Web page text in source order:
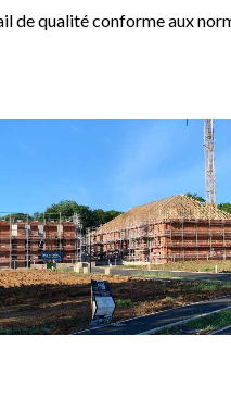
de qualité conforme aux